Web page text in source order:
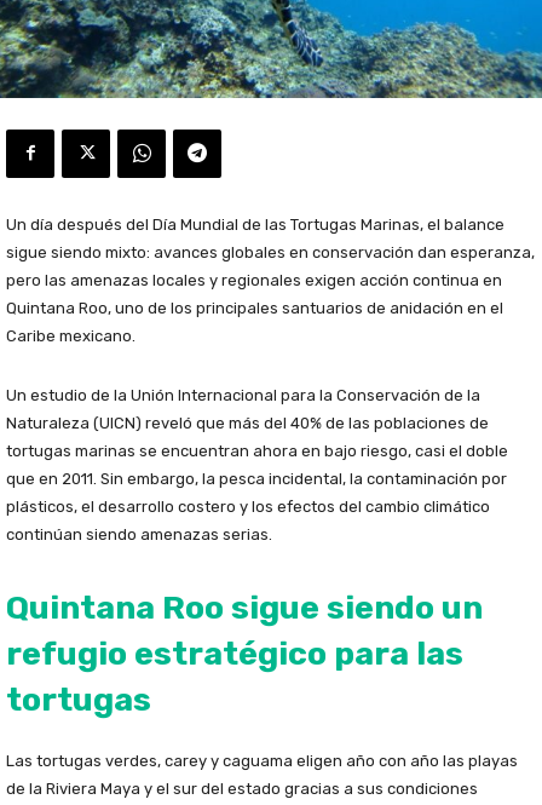
Un día después del Día Mundial de las Tortugas Marinas, el balance
sigue siendo mixto: avances globales en conservación dan esperanza,
pero las amenazas locales y regionales exigen acción continua en
Quintana Roo, uno de los principales santuarios de anidación en el
Caribe mexicano.
Un estudio de la Unión Internacional para la Conservación de la
Naturaleza (UICN) reveló que más del 40% de las poblaciones de
tortugas marinas se encuentran ahora en bajo riesgo, casi el doble
que en 2011. Sin embargo, la pesca incidental, la contaminación por
plásticos, el desarrollo costero y los efectos del cambio climático
continúan siendo amenazas serias.
Quintana Roo sigue siendo un
refugio estratégico para las
tortugas
Las tortugas verdes, carey y caguama eligen año con año las playas
de la Riviera Maya y el sur del estado gracias a sus condiciones